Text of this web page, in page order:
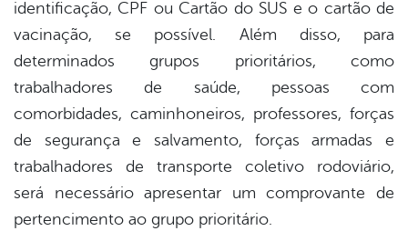
identificação, CPF ou Cartão do SUS e o cartão de
vacinação, se possível. Além disso, para
determinados grupos prioritários, como
trabalhadores de saúde, pessoas com
comorbidades, caminhoneiros, professores, forças
de segurança e salvamento, forças armadas e
trabalhadores de transporte coletivo rodoviário,
será necessário apresentar um comprovante de
pertencimento ao grupo prioritário.